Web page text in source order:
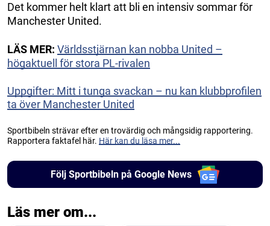
Det kommer helt klart att bli en intensiv sommar för
Manchester United.
LÄS MER: Världsstjärnan kan nobba United –
högaktuell för stora PL-rivalen
Uppgifter: Mitt i tunga svackan – nu kan klubbprofilen
ta över Manchester United
Sportbibeln strävar efter en trovärdig och mångsidig rapportering.
Rapportera faktafel här. Här kan du läsa mer...
Följ Sportbibeln på Google News
Läs mer om...